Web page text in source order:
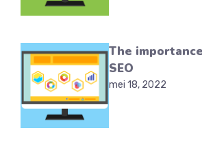
The
SEO
mei 18, 2022